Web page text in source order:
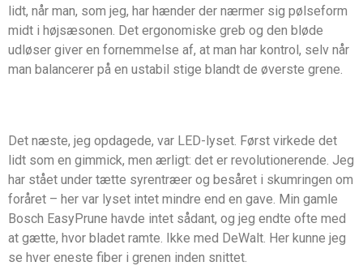
lidt, når man, som jeg, har hænder der nærmer sig pølseform
midt i højsæsonen. Det ergonomiske greb og den bløde
udløser giver en fornemmelse af, at man har kontrol, selv når
man balancerer på en ustabil stige blandt de øverste grene.
Det næste, jeg opdagede, var LED-lyset. Først virkede det
lidt som en gimmick, men ærligt: det er revolutionerende. Jeg
har stået under tætte syrentræer og besåret i skumringen om
foråret – her var lyset intet mindre end en gave. Min gamle
Bosch EasyPrune havde intet sådant, og jeg endte ofte med
at gætte, hvor bladet ramte. Ikke med DeWalt. Her kunne jeg
se hver eneste fiber i grenen inden snittet.